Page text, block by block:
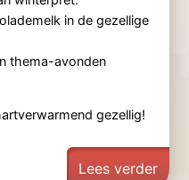
in de gezellige
thema-avonden
gezellig!
Lees verder